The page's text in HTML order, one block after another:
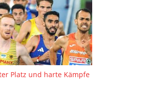
Platz und harte Kämpfe